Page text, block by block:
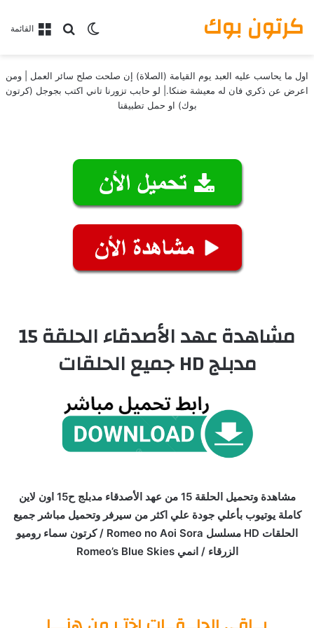
القائمةبحث عن
الوضع المظلم كرتون بوك
اول ما يحاسب عليه العبد يوم القيامة (الصلاة) إن صلحت صلح سائر العمل | ومن
اعرض عن ذكري فان له معيشة ضنكا.| لو حابب تزورنا تاني اكتب بجوجل (كرتون
بوك) او حمل تطبيقنا
مشاهدة عهد الأصدقاء الحلقة 15
مدبلج HD جميع الحلقات
مشاهدة وتحميل الحلقة 15 من عهد الأصدقاء مدبلج ح15 اون لاين
كاملة يوتيوب بأعلي جودة علي اكثر من سيرفر وتحميل مباشر جميع
الحلقات HD مسلسل Romeo no Aoi Sora / كرتون سماء روميو
الزرقاء / انمي Romeo’s Blue Skies